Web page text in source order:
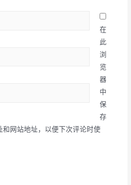
在
此
浏
览
器
中
保
存
网站地址，以便下次评论时使